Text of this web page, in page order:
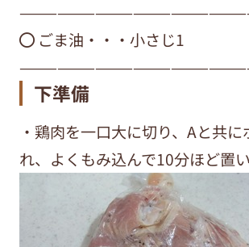
⚫︎ ごま油・・・小さじ1
下準備
・鶏肉を一口大に切り、Aと共に
れ、よくもみ込んで10分ほど置い